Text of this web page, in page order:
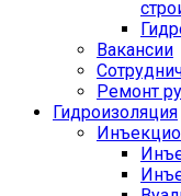
Вакансии
Ремонт
Гидроизоляция